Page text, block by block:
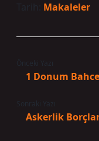
Tarih: Makaleler
1 Donum
Askerlik